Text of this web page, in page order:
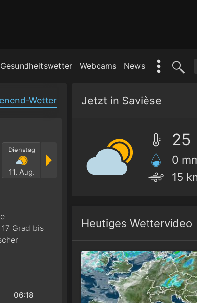
Gesundheitswetter Webcams News
Wetter
Dienstag
11. Aug.
Donnerstag
13. Aug. 14. Aug. 15.
Grad bis
06:18
Jetzt in Savièse
25
0
15
Heutiges Wettervideo